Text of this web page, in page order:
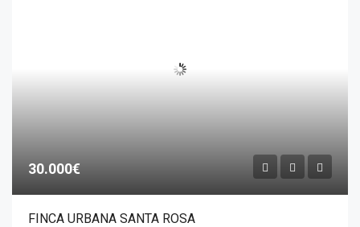
30.000€
FINCA URBANA SANTA ROSA